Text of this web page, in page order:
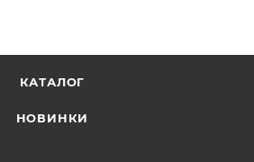
КАТАЛОГ
НОВИНКИ